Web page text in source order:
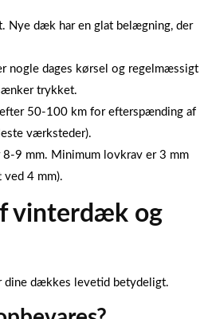
Nye dæk har en glat belægning, der
nogle dages kørsel og regelmæssigt
trykket.
efter 50-100 km for efterspænding af
værksteder).
9 mm. Minimum lovkrav er 3 mm
4 mm).
vinterdæk og
dine dækkes levetid betydeligt.